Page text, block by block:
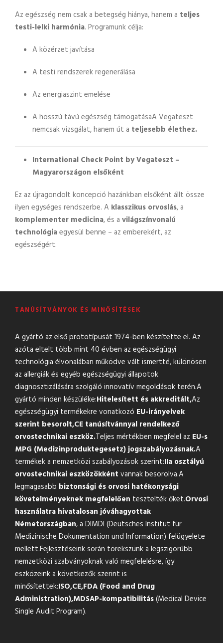
Az egészség nem csak a betegség hiánya, hanem a teljes
testi-lelki harmónia. Programunk célja:
A közérzet javítása
A testi rendszerek regenerálása
Az energiaszint emelése
A hosszú távú egészség támogatásaA Vegateszt
nemcsak vizsgálat, hanem út a teljesebb élethez.
International Check Point by Vegateszt –
Magyarországon elsőként
Ez az újragondolt koncepció hazánkban elsőként állt össze
ilyen egységes rendszerbe. A klasszikus orvoslás, a
komplementer medicina, és a világszínvonalú
technológiaegyesül benne – az emberekért, az
egészségért.
TANÚSÍTVÁNYOK ÉS MINŐSÍTÉSEK
A gyártó az első prototípusát 1974-ben készítette el. Az
azóta eltelt több mint 40 évben az egészségügyi
technológia élvonalában működve vált ismertté, különösen
az allergiák és egyéb egészségügyi állapotok
diagnosztizálására szolgáló innovatív megoldások terén.A
gyártó minden készüléke:Hitelesített és akkreditált,Az
egészségügyi termékekre vonatkozó EU-irányelvek
szerint besorolt,CE tanúsítvánnyal rendelkező
orvostechnikai eszköz.Teljes mértékben megfelel az EU-s
MPG (Medizinproduktegesetz) jogszabályozásnak.A
termékek a nemzetközi szabályozások szerint:IIa osztályú
orvostechnikai eszközökként vannak besorolva.A
legmagasabb biztonsági és orvosi hatékonysági
követelményeknek megfelelően tesztelték őket.Orvosi
használatra hivatalosan jóváhagyottak
Németországban, a DIMDI (Deutsches Institut für
Medizinische Dokumentation und Information) felügyelete
mellett.Fejlesztéseink során törekszünk a legszigorúbb
nemzetközi szabványoknak való megfelelésre, így
eszközeink a következők szerint is
minősítettek:ISO,CE,FDA (Food and Drug
Administration),MDSAP-kompatibilitás(Medical Device
Single Audit Program).